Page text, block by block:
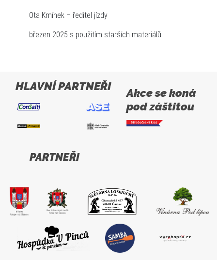
Ota Kmínek – ředitel jízdy
březen 2025 s použitím starších materiálů
HLAVNÍ PARTNEŘI
Akce se koná
pod záštitou
PARTNEŘI